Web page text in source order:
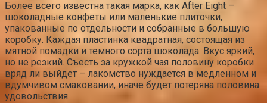
Более всего известна такая марка, как After Eight –
шоколадные конфеты или маленькие плиточки,
упакованные по отдельности и собранные в большую
коробку. Каждая пластинка квадратная, состоящая из
мятной помадки и темного сорта шоколада. Вкус яркий,
но не резкий. Съесть за кружкой чая половину коробки
вряд ли выйдет – лакомство нуждается в медленном и
вдумчивом смаковании, иначе будет потеряна половина
удовольствия.